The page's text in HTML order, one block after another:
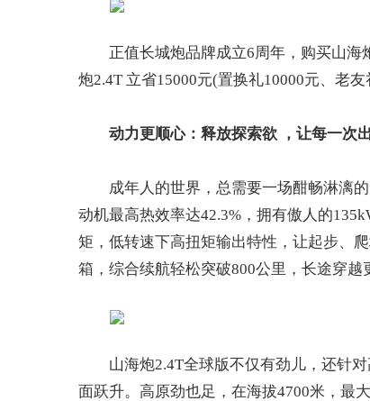
正值长城炮品牌成立6周年，购买山
炮2.4T 立省15000元(置换礼10000元、老
动力更顺心： 释放探索欲 ，让每一次
成年人的世界，总需要一场酣畅淋漓
动机最高热效率达42.3%，拥有傲人的
矩，低转速下高扭矩输出特性，让起步、
箱，综合续航轻松突破800公里，长途穿越
山海炮2.4T全球版不仅有劲儿，还针
面跃升。高原劲也足，在海拔4700米，最